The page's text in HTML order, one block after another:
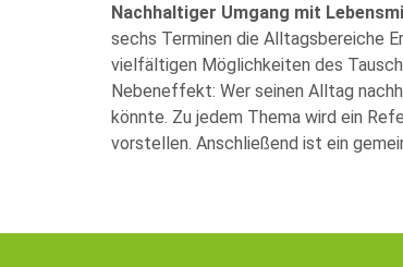
Nachhaltiger Umgang mit
sechs Terminen die Alltagsbereiche
vielfältigen Möglichkeiten des
Nebeneffekt: Wer seinen Alltag
könnte. Zu jedem Thema wird ein
vorstellen. Anschließend ist ein